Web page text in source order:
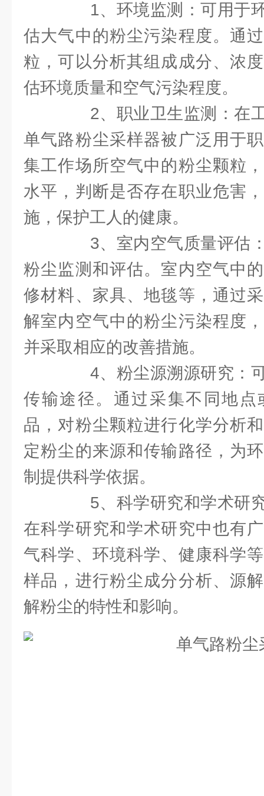
1、环境监测：可用于环
估大气中的粉尘污染程度。通
粒，可以分析其组成成分、浓
估环境质量和空气污染程度。
2、职业卫生监测：在工
单气路粉尘采样器被广泛用于
集工作场所空气中的粉尘颗粒
水平，判断是否存在职业危害
施，保护工人的健康。
3、室内空气质量评估：
粉尘监测和评估。室内空气中
修材料、家具、地毯等，通过
解室内空气中的粉尘污染程度
并采取相应的改善措施。
4、粉尘源溯源研究：可
传输途径。通过采集不同地点
品，对粉尘颗粒进行化学分析
定粉尘的来源和传输路径，为
制提供科学依据。
5、科学研究和学术研究
在科学研究和学术研究中也有
气科学、环境科学、健康科学
样品，进行粉尘成分分析、源
解粉尘的特性和影响。